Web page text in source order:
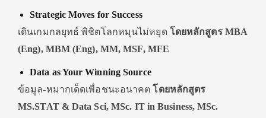
Strategic Moves for Success
เดินเกมกลยุทธ์ พิชิตโลกหมุนไม่หยุด โดยหลักสูตร MBA
(Eng), MBM (Eng), MM, MSF, MFE
Data as Your Winning Source
ข้อมูล-หมากเด็ดเพื่อชนะอนาคตโดยหลักสูตร
MS.STAT & Data Sci, MSc. IT in Business, MSc.